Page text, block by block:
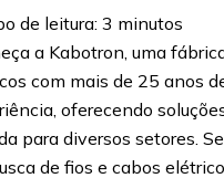
de leitura: 3 minutos
a Kabotron, uma
com mais de 25 anos
oferecendo
para diversos setores.
de fios e cabos